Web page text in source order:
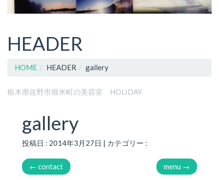
HEADER
HOME HEADER gallery
栃木県佐野市堀米町の美容室 HOLIDAY
gallery
投稿日 : 2014年3月27日 | カテゴリー :
← contact menu →